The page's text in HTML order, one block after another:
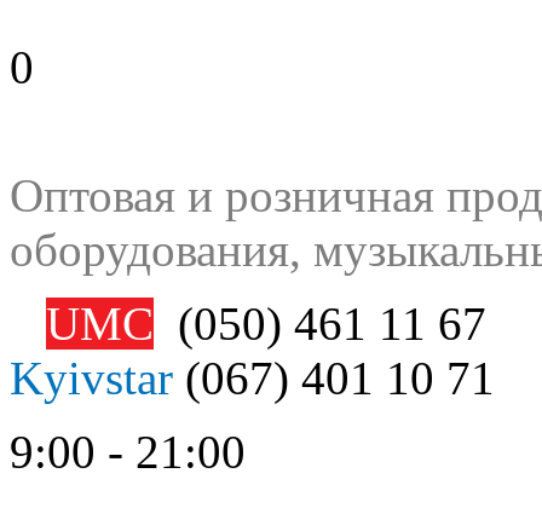
0
Оптовая и розничная
оборудования,
UMC (050) 461 11 67
Kyivstar (067) 401 10 71
9:00 - 21:00